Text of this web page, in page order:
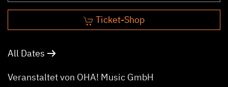
Ticket-Shop
All Dates
Veranstaltet von OHA! Music GmbH